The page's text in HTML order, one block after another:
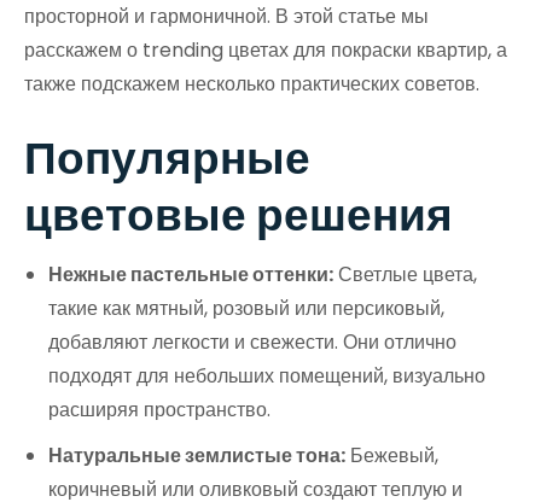
просторной и гармоничной. В этой статье мы
расскажем о trending цветах для покраски квартир, а
также подскажем несколько практических советов.
Популярные
цветовые решения
Нежные пастельные оттенки:Светлые цвета,
такие как мятный, розовый или персиковый,
добавляют легкости и свежести. Они отлично
подходят для небольших помещений, визуально
расширяя пространство.
Натуральные землистые тона: Бежевый,
коричневый или оливковый создают теплую и